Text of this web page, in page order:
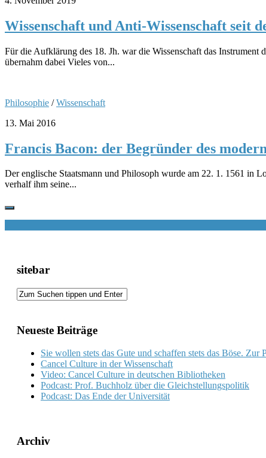
Wissenschaft und Anti-Wissenschaft seit
Für die Aufklärung des 18. Jh. war die Wissenschaft das
übernahm dabei Vieles von...
Philosophie /Wissenschaft
13. Mai 2016
Francis Bacon: der Begründer des
Der englische Staatsmann und Philosoph wurde am 22. 1. 1561 in
verhalf ihm seine...
sitebar
Neueste Beiträge
Sie wollen stets das Gute und schaffen stets das Böse. Zur
Cancel Culture in der Wissenschaft
Video: Cancel Culture in deutschen Bibliotheken
Podcast: Prof. Buchholz über die Gleichstellungspolitik
Podcast: Das Ende der Universität
Archiv